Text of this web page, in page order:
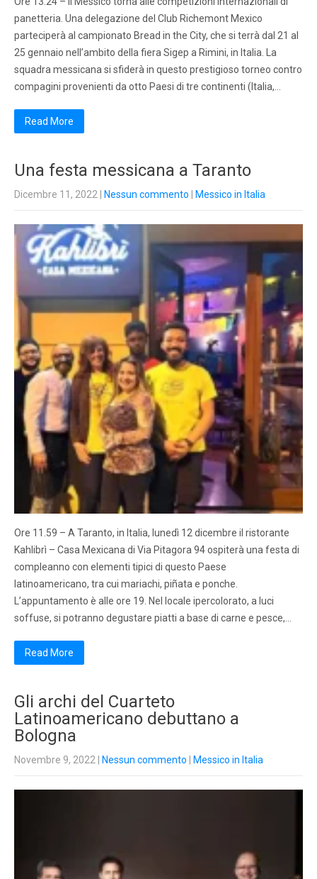
panetteria. Una delegazione del Club Richemont Mexico
parteciperà al campionato Bread in the City, che si terrà dal 21 al
25 gennaio nell’ambito della fiera Sigep a Rimini, in Italia. La
squadra messicana si sfiderà in questo prestigioso torneo contro
compagini provenienti da otto Paesi di tre continenti (Italia,…
Read More
Una festa messicana a Taranto
Dicembre 11, 2022 Nessun commento Messico in Italia
Ore 11.59 – A Taranto, in Italia, lunedì 12 dicembre il ristorante
Kahlibrì – Casa Mexicana di Via Pitagora 94 ospiterà una festa di
compleanno con elementi tipici di questo Paese
latinoamericano, tra cui mariachi, piñata e ponche.
L’appuntamento è alle ore 19. Nel locale ipercolorato, a luci
soffuse, si potranno degustare piatti a base di carne e pesce,…
Read More
Gli archi del Cuarteto
Latinoamericano debuttano a
Bologna
Novembre 9, 2022 Nessun commento Messico in Italia